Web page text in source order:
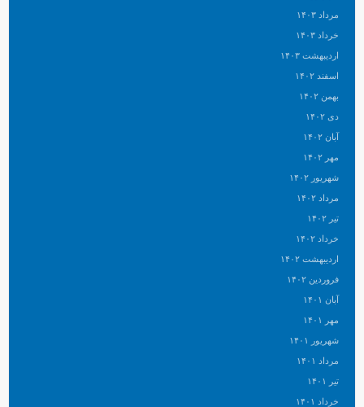
مرداد ۱۴۰۳
خرداد ۱۴۰۳
اردیبهشت ۱۴۰۳
اسفند ۱۴۰۲
بهمن ۱۴۰۲
دی ۱۴۰۲
آبان ۱۴۰۲
مهر ۱۴۰۲
شهریور ۱۴۰۲
مرداد ۱۴۰۲
تیر ۱۴۰۲
خرداد ۱۴۰۲
اردیبهشت ۱۴۰۲
فروردین ۱۴۰۲
آبان ۱۴۰۱
مهر ۱۴۰۱
شهریور ۱۴۰۱
مرداد ۱۴۰۱
تیر ۱۴۰۱
خرداد ۱۴۰۱